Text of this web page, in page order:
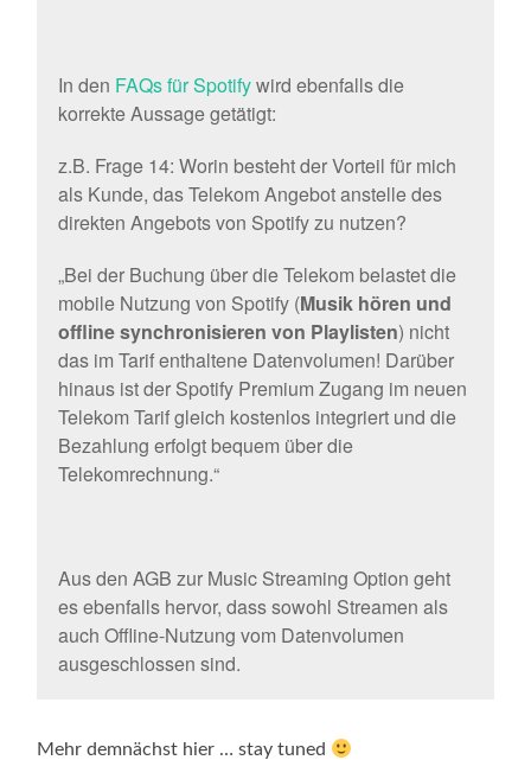
In den FAQs für Spotifywird ebenfalls die
korrekte Aussage getätigt:
z.B. Frage 14: Worin besteht der Vorteil für mich
als Kunde, das Telekom Angebot anstelle des
direkten Angebots von Spotify zu nutzen?
„Bei der Buchung über die Telekom belastet die
mobile Nutzung von Spotify (Musik hören und
offline synchronisieren von Playlisten) nicht
das im Tarif enthaltene Datenvolumen! Darüber
hinaus ist der Spotify Premium Zugang im neuen
Telekom Tarif gleich kostenlos integriert und die
Bezahlung erfolgt bequem über die
Telekomrechnung.“
Aus den AGB zur Music Streaming Option geht
es ebenfalls hervor, dass sowohl Streamen als
auch Offline-Nutzung vom Datenvolumen
ausgeschlossen sind.
Mehr demnächst hier … stay tuned